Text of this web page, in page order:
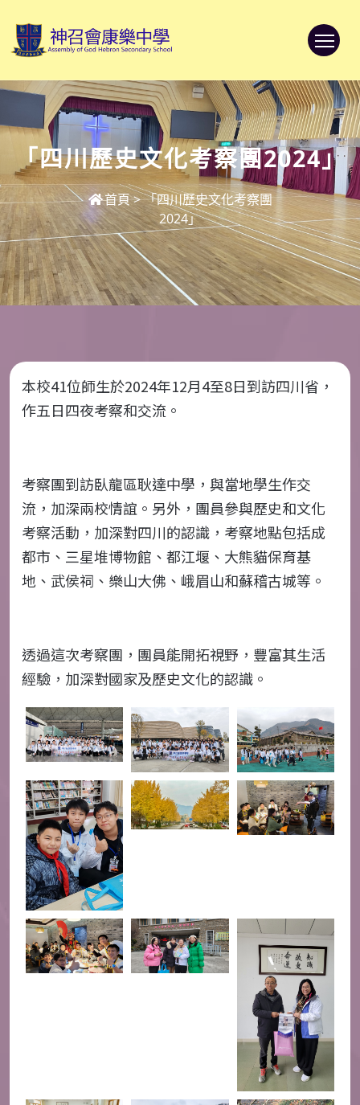
「四川歷史文化考察團2024」
首頁>「四川歷史文化考察團
2024」
本校41位師生於2024年12月4至8日到訪四川省，
作五日四夜考察和交流。
考察團到訪臥龍區耿達中學，與當地學生作交
流，加深兩校情誼。另外，團員參與歷史和文化
考察活動，加深對四川的認識，考察地點包括成
都市、三星堆博物館、都江堰、大熊貓保育基
地、武侯祠、樂山大佛、峨眉山和蘇稽古城等。
透過這次考察團，團員能開拓視野，豐富其生活
經驗，加深對國家及歷史文化的認識。